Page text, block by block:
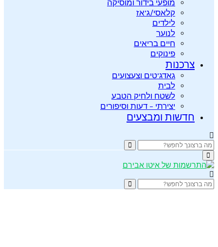
מופעי בידור ומוסיקה
קלאסי/ג’אז
לילדים
לנוער
חיים בריאים
פינוקים
צרכנות
גאדג’טים וצעצועים
לבית
לשטח ולחיק הטבע
יצירתי – דעות וסיפורים
חדשות ומבצעים
Search
for:
Search
Primary
Menu
Search
for:
Search